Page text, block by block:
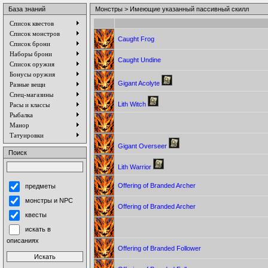
База знаний
Список квестов
Список монстров
Список брони
Наборы брони
Список оружия
Бонусы оружия
Разные вещи
Спец-магазины
Расы и классы
Рыбалка
Манор
Татуировки
Поиск
предметы
монстры и NPC
квесты
искать в
описаниях
Монстры > Имеющие указанный пассивный скилл
Caught Frog
Caught Undine
Gigant Acolyte
Lith Witch
Gigant Overseer
Lith Warrior
Offering of Branded Archer
Offering of Branded Archer
Offering of Branded Follower